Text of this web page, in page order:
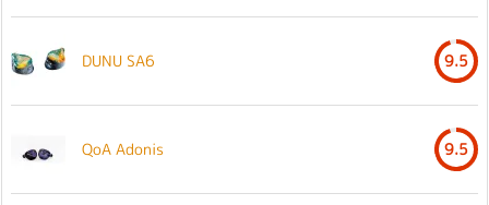
DUNU SA6 9.5
QoA Adonis 9.5